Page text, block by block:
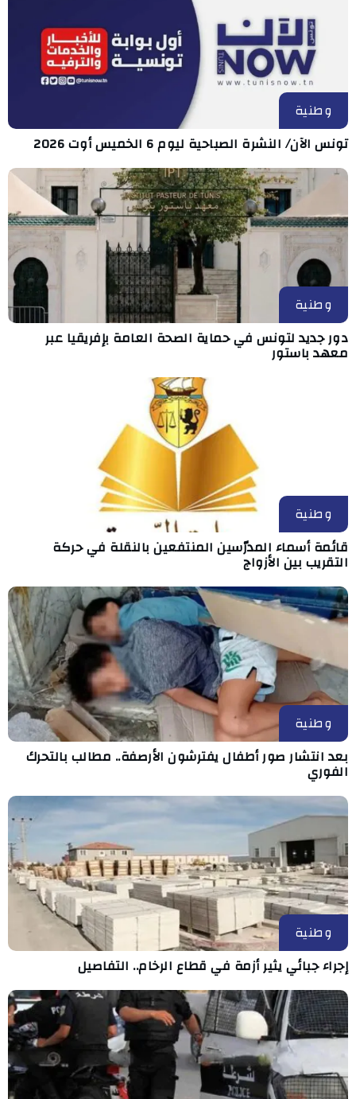
وطنية
تونس الآن/ النشرة الصباحية ليوم 6 الخميس أوت 2026
وطنية
دور جديد لتونس في حماية الصحة العامة بإفريقيا عبر
معهد باستور
وطنية
قائمة أسماء المدرّسين المنتفعين بالنقلة في حركة
التقريب بين الأزواج
وطنية
بعد انتشار صور أطفال يفترشون الأرصفة.. مطالب بالتحرك
الفوري
وطنية
إجراء جبائي يثير أزمة في قطاع الرخام.. التفاصيل